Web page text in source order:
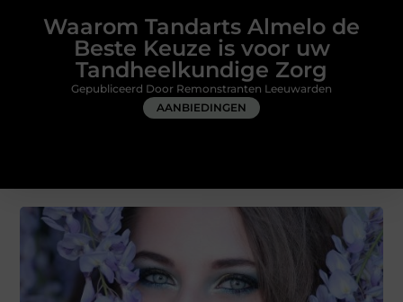
Waarom Tandarts Almelo de
Beste Keuze is voor uw
Tandheelkundige Zorg
AANBIEDINGEN
Gepubliceerd Door Remonstranten Leeuwarden